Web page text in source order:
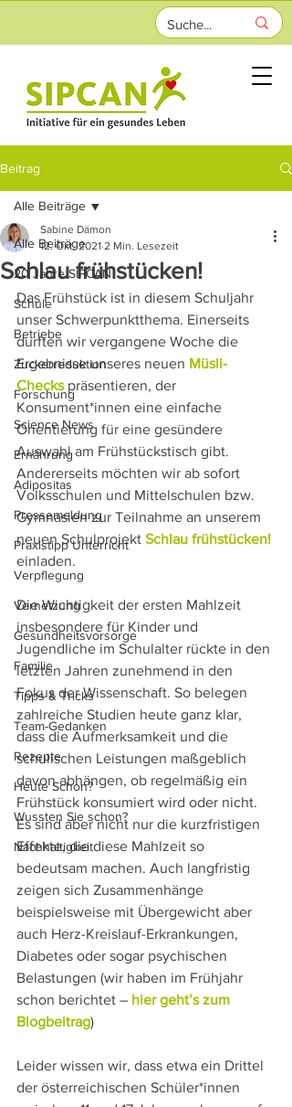
Beitrag
Alle Beiträge
20 Jahre SIPCAN
Schule
Betriebe
Zuckerreduktion
Forschung
Science News
Ernährung
Adipositas
Pressemeldung
Praxistipp Unterricht
Verpflegung
Vernetzung
Gesundheitsvorsorge
Familie
Tipps & Tricks
Team-Gedanken
Rezepte
Heute Schon?
Wussten Sie schon?
Nachhaltigkeit
Alle Beiträge
Schlau frühstücken!
Sabine Dämon
12. Okt. 2021 2 Min. Lesezeit
Das Frühstück ist in diesem Schuljahr
unser Schwerpunktthema. Einerseits
durften wir vergangene Woche die
Ergebnisse unseres neuen Müsli-
Checks präsentieren, der
Konsument*innen eine einfache
Orientierung für eine gesündere
Auswahl am Frühstückstisch gibt.
Andererseits möchten wir ab sofort
Volksschulen und Mittelschulen bzw.
Gymnasien zur Teilnahme an unserem
neuen Schulprojekt Schlau frühstücken!
einladen.
Die Wichtigkeit der ersten Mahlzeit
insbesondere für Kinder und
Jugendliche im Schulalter rückte in den
letzten Jahren zunehmend in den
Fokus der Wissenschaft. So belegen
zahlreiche Studien heute ganz klar,
dass die Aufmerksamkeit und die
schulischen Leistungen maßgeblich
davon abhängen, ob regelmäßig ein
Frühstück konsumiert wird oder nicht.
Es sind aber nicht nur die kurzfristigen
Effekte, die diese Mahlzeit so
bedeutsam machen. Auch langfristig
zeigen sich Zusammenhänge
beispielsweise mit Übergewicht aber
auch Herz-Kreislauf-Erkrankungen,
Diabetes oder sogar psychischen
Belastungen (wir haben im Frühjahr
schon berichtet – hier geht’s zum
Blogbeitrag)
Leider wissen wir, dass etwa ein Drittel
der österreichischen Schüler*innen